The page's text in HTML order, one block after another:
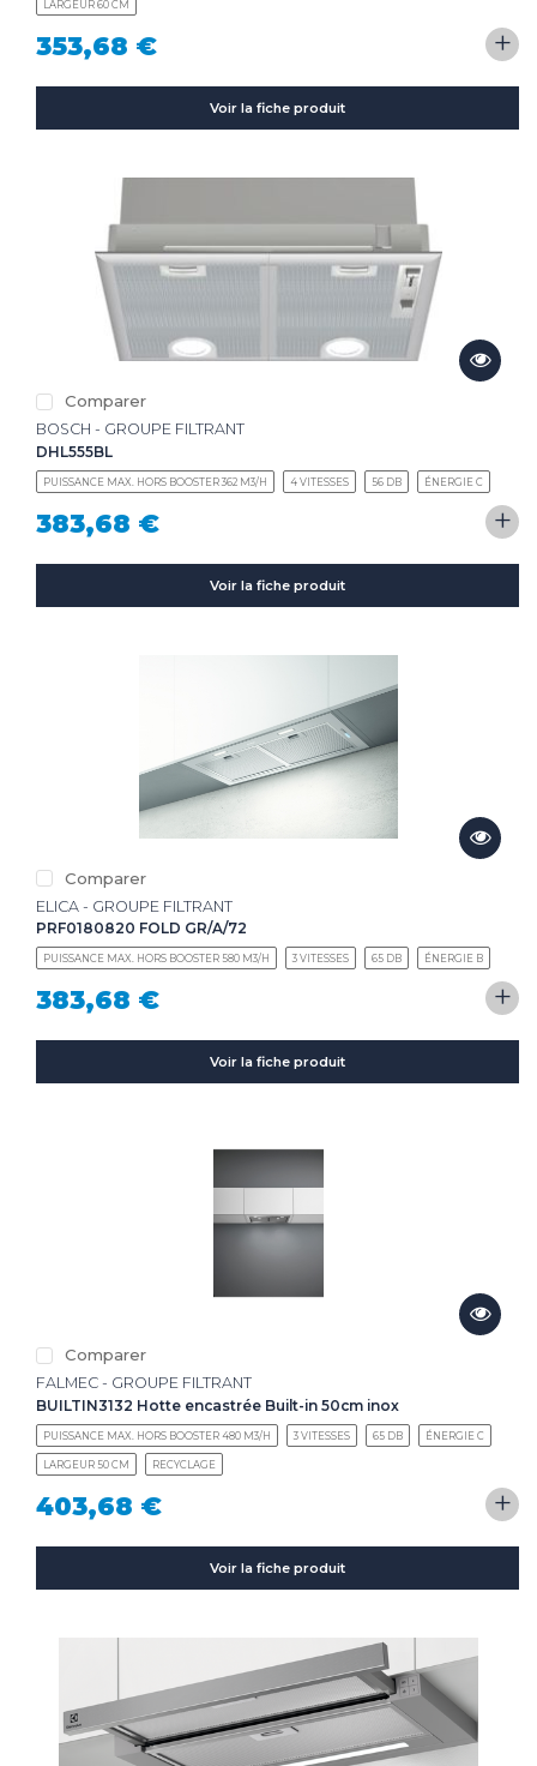
LARGEUR 60 CM
353,68 € +
Voir la fiche produit
Comparer
BOSCH - GROUPE FILTRANT
DHL555BL
PUISSANCE MAX. HORS BOOSTER 362 M3/H 4 VITESSES 56 DB ÉNERGIE C
383,68 € +
Voir la fiche produit
Comparer
ELICA - GROUPE FILTRANT
PRF0180820 FOLD GR/A/72
PUISSANCE MAX. HORS BOOSTER 580 M3/H 3 VITESSES 65 DB ÉNERGIE B
383,68 € +
Voir la fiche produit
Comparer
FALMEC - GROUPE FILTRANT
BUILTIN3132 Hotte encastrée Built-in 50cm inox
PUISSANCE MAX. HORS BOOSTER 480 M3/H 3 VITESSES 65 DB ÉNERGIE C
LARGEUR 50 CM RECYCLAGE
403,68 € +
Voir la fiche produit